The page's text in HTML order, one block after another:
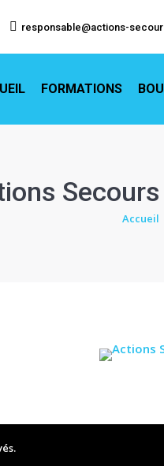
responsable@actions-
FORMATIONS
Secours
Vous
Accueil
ACCUEIL